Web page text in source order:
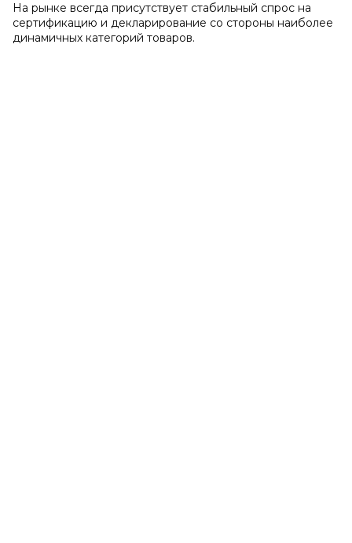
На рынке всегда присутствует стабильный спрос на
сертификацию и декларирование со стороны наиболее
динамичных категорий товаров.